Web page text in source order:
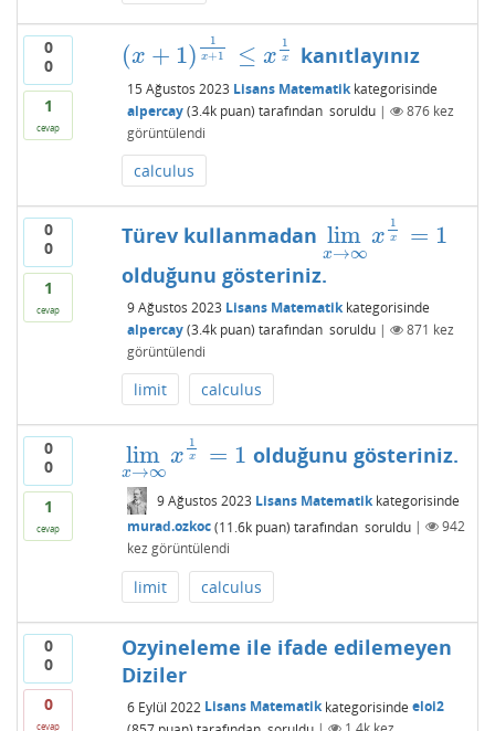
0
0
1
cevap
(x + 1)
1
x+1 ≤ x
1
x
(x+ 1)1 x+1≤x x kanıtlayınız
15 Ağustos 2023 Lisans Matematikkategorisinde
alpercay (3.4kpuan) tarafından soruldu | 876kez
görüntülendi
calculus
0
0
1
cevap
Türev kullanmadan lim
x→∞
x
1
x = 1
limx →∞x 1x=1
olduğunu gösteriniz.
9 Ağustos 2023 Lisans Matematikkategorisinde
alpercay (3.4kpuan) tarafından soruldu | 871 kez
görüntülendi
limit calculus
0
0
1
cevap
lim
x→∞
x
1
x = 1
limx →∞x 1x=1 olduğunu gösteriniz.
9 Ağustos 2023 Lisans Matematikkategorisinde
murad.ozkoc (11.6kpuan) tarafından soruldu |
942
kez görüntülendi
limit calculus
0
0
0
cevap
Ozyineleme ile ifade edilemeyen
Diziler
6 Eylül 2022 Lisans Matematikkategorisinde eloi2